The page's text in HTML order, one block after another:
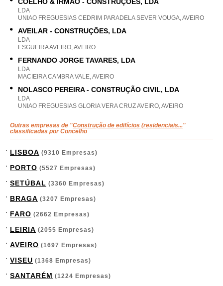
LDA
UNIAO FREGUESIAS CEDRIM PARADELA SEVER VOUGA, AVEIRO
AVEILAR - CONSTRUÇÕES, LDA
LDA
ESGUEIRA AVEIRO, AVEIRO
FERNANDO JORGE TAVARES, LDA
LDA
MACIEIRA CAMBRA VALE, AVEIRO
NOLASCO PEREIRA - CONSTRUÇÃO CIVIL, LDA
LDA
UNIAO FREGUESIAS GLORIA VERA CRUZ AVEIRO, AVEIRO
Outras empresas de "Construção de edifícios (residenciais..."
classificadas por Concelho
LISBOA (9310 Empresas)
PORTO (5527 Empresas)
SETÚBAL (3360 Empresas)
BRAGA (3207 Empresas)
FARO (2662 Empresas)
LEIRIA (2055 Empresas)
AVEIRO (1697 Empresas)
VISEU (1368 Empresas)
SANTARÉM (1224 Empresas)